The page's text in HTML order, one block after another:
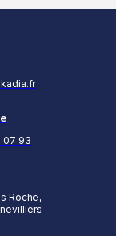
07 93
Roche,